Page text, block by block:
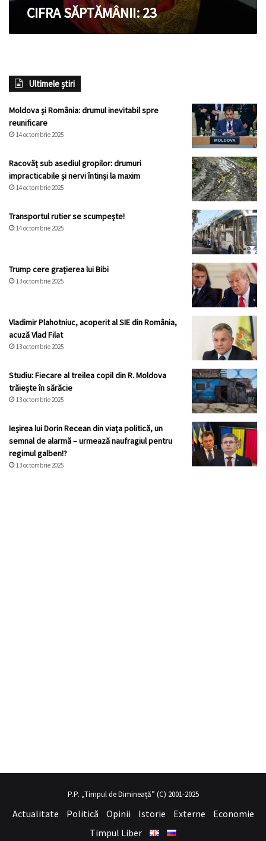
CIFRA SĂPTĂMÂNII: 23
Ultimele știri
Moldova și România: drumul inevitabil spre
reunificare
14 octombrie 2025
Racovăț sub asediul gropilor: drumuri
impracticabile și nervi întinși la maxim
14 octombrie 2025
Transportul rutier se scumpește!
14 octombrie 2025
Trump cere grațierea lui Bibi
13 octombrie 2025
Vladimir Plahotniuc, acoperit al SIE din România,
acuză Vlad Filat
13 octombrie 2025
Studiu: Fiecare al treilea copil din R. Moldova
trăiește în sărăcie
13 octombrie 2025
Ieșirea lui Dorin Recean din viața politică, un
semnal de alarmă – urmează naufragiul pentru
regimul galben!?
13 octombrie 2025
hayalini kurduğu seksi kadının üvey annesi gibi
P.P. „Timpul de Dimineață” (C) 2001-2025
Actualitate Politică Opinii Istorie Externe
Economie
Timpul Liber